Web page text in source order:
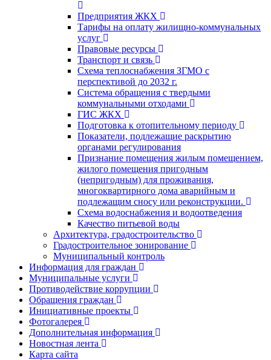
Предприятия ЖКХ
Тарифы на оплату жилищно-коммунальных
услуг
Правовые ресурсы
Транспорт и связь
Схема теплоснабжения ЗГМО с
перспективой до 2032 г.
Система обращения с твердыми
коммунальными отходами
ГИС ЖКХ
Подготовка к отопительному периоду
Показатели, подлежащие раскрытию
органами регулирования
Признание помещения жилым помещением,
жилого помещения пригодным
(непригодным) для проживания,
многоквартирного дома аварийным и
подлежащим сносу или реконструкции.
Схема водоснабжения и водоотведения
Качество питьевой воды
Архитектура, градостроительство
Градостроительное зонирование
Муниципальный контроль
Информация для граждан
Муниципальные услуги
Противодействие коррупции
Обращения граждан
Инициативные проекты
Фотогалерея
Дополнительная информация
Новостная лента
Карта сайта